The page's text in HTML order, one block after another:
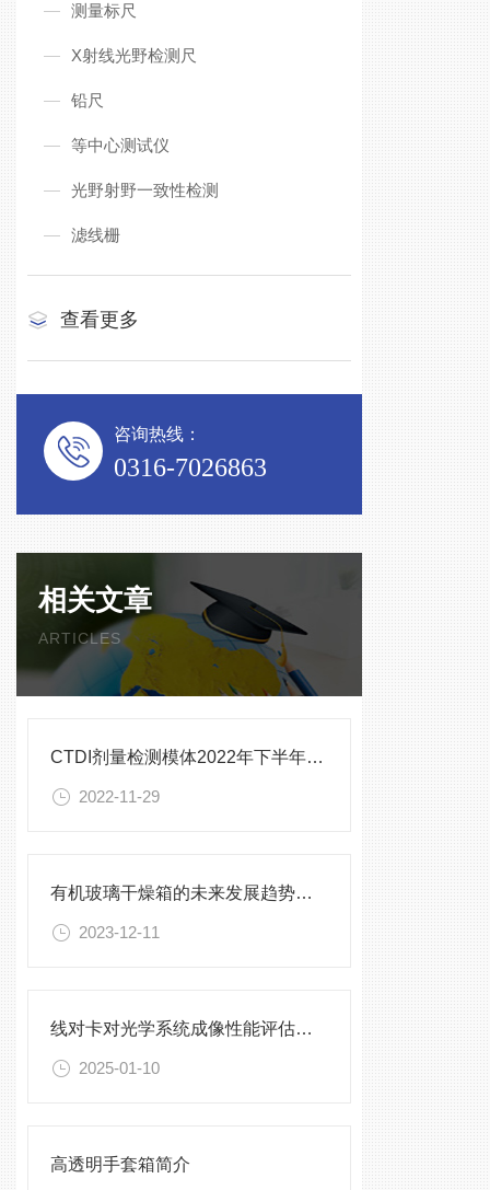
测量标尺
X射线光野检测尺
铅尺
等中心测试仪
光野射野一致性检测
滤线栅
查看更多
咨询热线：
0316-7026863
相关文章
ARTICLES
CTDI剂量检测模体2022年下半年新款产品
2022-11-29
有机玻璃干燥箱的未来发展趋势与挑战
2023-12-11
线对卡对光学系统成像性能评估的影响
2025-01-10
高透明手套箱简介